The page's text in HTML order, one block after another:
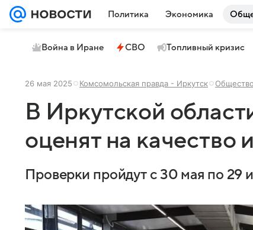
Политика Экономика
Война в Иране СВО Топливный кризис
26 мая 2025 Комсомольская правда - Иркутск Общество
В Иркутской
оценят на качество
Проверки пройдут с 30 мая по 29